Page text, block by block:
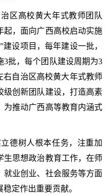
区高校黄大年式教师团队
起，面向广西高校启动实施
设项目，每年建设一批，
3批，每个团队建设周期为3
右自治区高校黄大年式教师
级创新团队建设，打造高素
为推动广西高等教育内涵式
德树人根本任务，注重加
生思想政治教育工作，在师
就业创业、社会服务等方面
定作出重要贡献。